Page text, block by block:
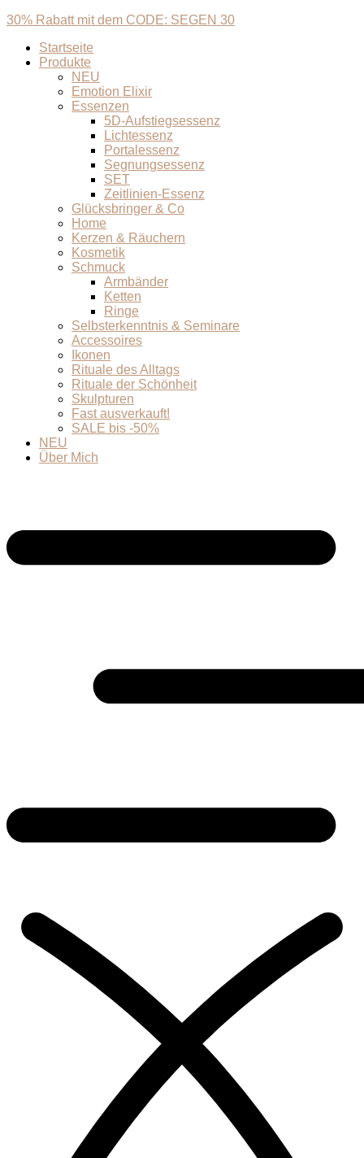
30% Rabatt mit dem CODE: SEGEN 30
Startseite
Produkte
NEU
Emotion Elixir
Essenzen
5D-Aufstiegsessenz
Lichtessenz
Portalessenz
Segnungsessenz
SET
Zeitlinien-Essenz
Glücksbringer & Co
Home
Kerzen & Räuchern
Kosmetik
Schmuck
Armbänder
Ketten
Ringe
Selbsterkenntnis & Seminare
Accessoires
Ikonen
Rituale des Alltags
Rituale der Schönheit
Skulpturen
Fast ausverkauft!
SALE bis -50%
NEU
Über Mich